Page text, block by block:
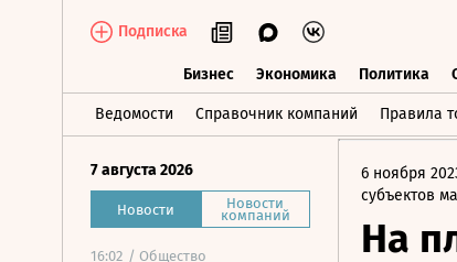
Подписка
Бизнес Экономика Политика
Ведомости Справочник компаний Правила
Бизнес Экономика Политика
7 августа 2026
Новости Новости
компаний
16:02 / Общество
6 ноября
субъектов
На